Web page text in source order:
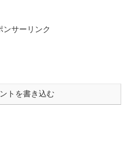
ンサーリンク
トを書き込む